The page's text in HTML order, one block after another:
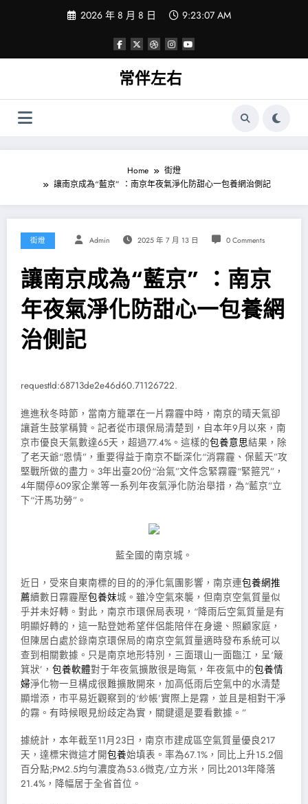
2026 年 8 月 8 日 9:23:08 AM
常伴左右
Home
街燈
讓南京成為“藍京” ：南京年夜氣淨化防甜心一包養網治側記
街燈 Admin 2025 年 7 月 13 日 0 Comments
讓南京成為“藍京” ：南京
年夜氣淨化防甜心一包養網
治側記
requestId:68713de2e46d60.71126722.
進進秋冬時節，當南方籠罩在一片霧霾中時，南京的晴天氣卻
讓蒼生鼓掌稱贊。記者從市環保局清楚到，自本年9月以來，南
京市優良天氣數達65天，超過77.4%。這樣的包養意思結果，除
了老天爺“恩情”，重要得益于南京不斷深化“消霧霾、保藍天”攻
堅戰所做的盡力。3年出臺20份“治氣”文件念緊霧霾“緊箍咒”，
4年關停609家企業等一系列年夜氣淨化防治舉措，為“藍京”立
下“汗馬功勞”。
藍全國的南京城。
近日，受來自東南標的目的的淨化氣團影響，南京連包養網推
薦續數日霧霾壓包養妹城。雖冷空氣來襲，但南京空氣質量似
乎并未好轉。對此，南京市環保局表現，“降雨后空氣質量是有
明顯好轉的，這一點登她希望伴侶能陪伴在身邊、照顧家庭，
但陳居白處於錄南京環保局的南京空氣質量適時發布系統可以
查到相關數據。只是南京地形特別，三面環山一面臨江，呈‘簸
箕狀’， 包養軟體對于年夜氣擴散很是晦氣，年夜氣中的包養情
婦淨化物一旦構成很難擴散開來，加高低雨后空氣中的水清楚
顯增添，市平易近觀察到的‘紗帳’實際上是霧，並且是相對干凈
的霧。有時候眼見紛歧定為實，關鍵還是要看數據。”
據統計，本年截至11月23日，南京市建成區空氣質量優良217
天，達標宋微這才開包養始填表。率為67.1%，同比上升15.2個
百分點;PM2.5均勻濃度為53.6微克/立方米，同比2013年降落
21.4%，降幅居于全省首位。